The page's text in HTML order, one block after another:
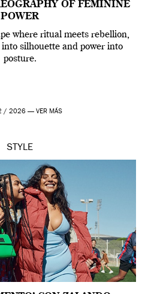
OF FEMININE
POWER
where ritual meets rebellion,
silhouette and power into
posture.
/ 2026 — VER MÁS
STYLE